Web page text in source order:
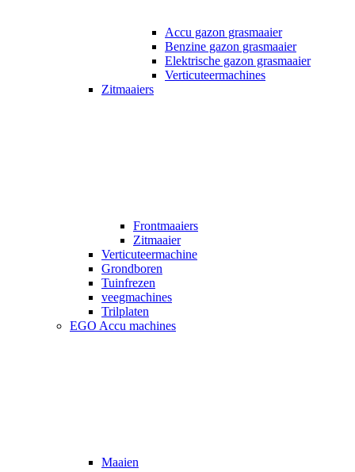
Accu gazon grasmaaier
Benzine gazon grasmaaier
Elektrische gazon grasmaaier
Verticuteermachines
Zitmaaiers
Frontmaaiers
Zitmaaier
Verticuteermachine
Grondboren
Tuinfrezen
veegmachines
Trilplaten
EGO Accu machines
Maaien